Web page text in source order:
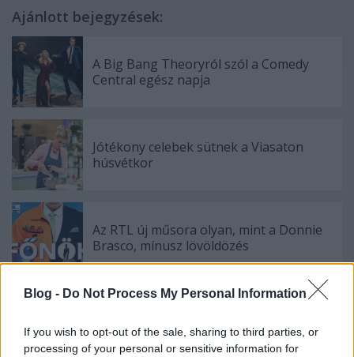
Blog - Do Not Process My Personal Information
If you wish to opt-out of the sale, sharing to third parties, or
processing of your personal or sensitive information for
Ajánlott bejegyzések:
A Big Bang Theoryról szól a Comedy
Central egész napja
Jótékony celebek sütnek a Viasaton
húsvétkor
Az RTL új műsora olyan, mint a Donnie
Brasco, mínusz lövöldözés
Marvelous Mrs. Maiselbe